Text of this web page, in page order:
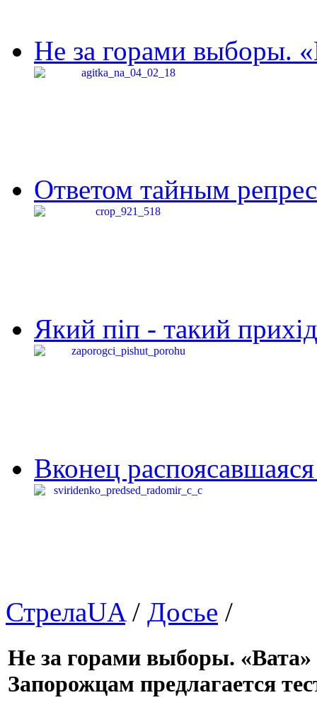
Не за горами выборы.
Ответом тайным
Який піп - такий
Вконец
СтрелаUA/ Досье /
Не за горами выборы.
Запорожцам предлагается